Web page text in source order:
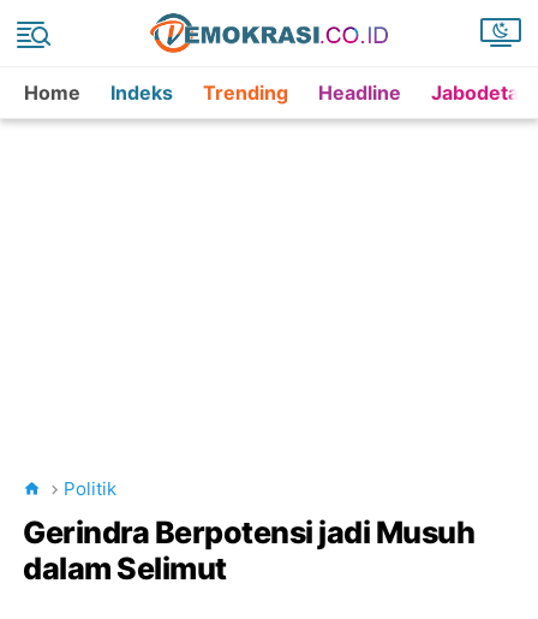
Home Indeks Trending Headline
Politik
Gerindra Berpotensi jadi Musuh
dalam Selimut